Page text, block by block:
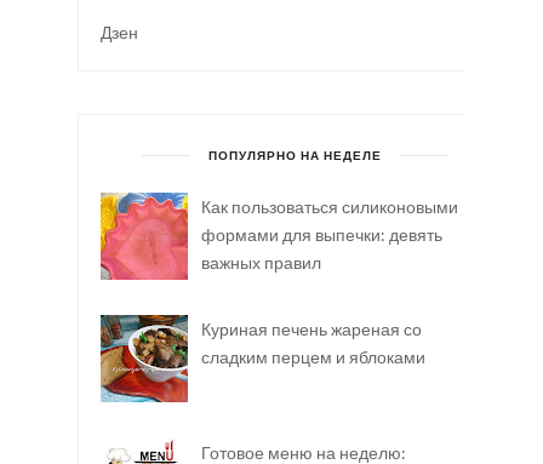
Дзен
ПОПУЛЯРНО НА НЕДЕЛЕ
Как пользоваться силиконовыми
формами для выпечки: девять
важных правил
Куриная печень жареная со
сладким перцем и яблоками
Готовое меню на неделю: